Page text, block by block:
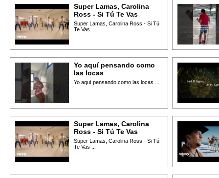
Super Lamas, Carolina
Ross - Si Tú Te Vas
Super Lamas, Carolina Ross - Si Tú
Te Vas ...
Yo aquí pensando como
las locas
Yo aquí pensando como las locas ...
Super Lamas, Carolina
Ross - Si Tú Te Vas
Super Lamas, Carolina Ross - Si Tú
Te Vas ...